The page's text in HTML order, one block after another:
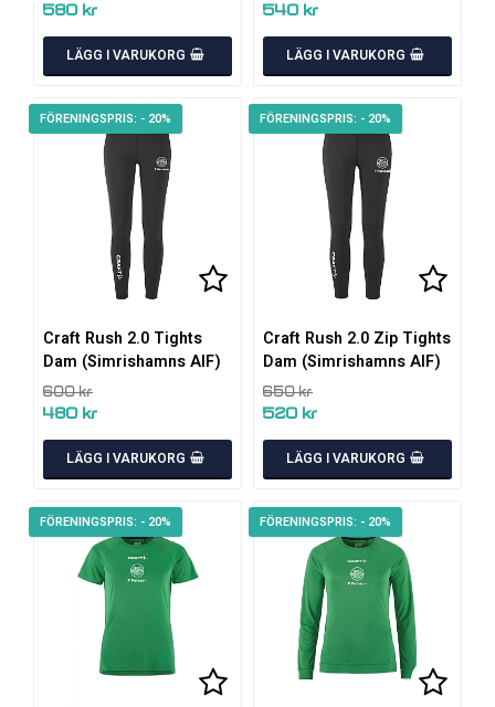
580 kr
LÄGG I VARUKORG
540 kr
LÄGG I VARUKORG
- 20%
Lägg till i favoritlistan
Craft Rush 2.0 Tights
Dam (Simrishamns AIF)
600 kr
480 kr
LÄGG I VARUKORG
- 20%
Lägg
Craft Rush 2.0 Zip Tights
Dam (Simrishamns AIF)
650 kr
520 kr
LÄGG I VARUKORG
- 20% - 20%